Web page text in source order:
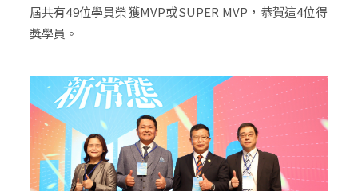
屆共有49位學員榮獲MVP或SUPER MVP，恭賀這4位得
獎學員。